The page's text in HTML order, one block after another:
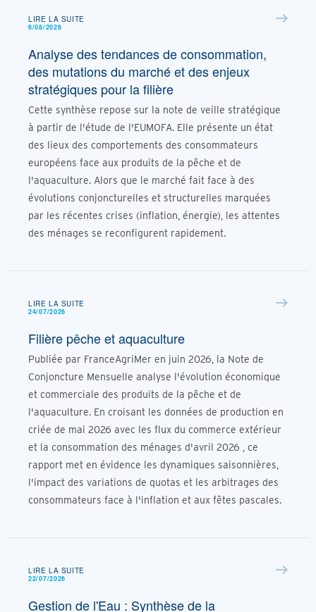
LIRE LA SUITE
6/08/2026
Analyse des tendances de consommation,
des mutations du marché et des enjeux
stratégiques pour la filière
Cette synthèse repose sur la note de veille stratégique
à partir de l'étude de l'EUMOFA. Elle présente un état
des lieux des comportements des consommateurs
européens face aux produits de la pêche et de
l'aquaculture. Alors que le marché fait face à des
évolutions conjoncturelles et structurelles marquées
par les récentes crises (inflation, énergie), les attentes
des ménages se reconfigurent rapidement.
LIRE LA SUITE
24/07/2026
Filière pêche et aquaculture
Publiée par FranceAgriMer en juin 2026, la Note de
Conjoncture Mensuelle analyse l'évolution économique
et commerciale des produits de la pêche et de
l'aquaculture. En croisant les données de production en
criée de mai 2026 avec les flux du commerce extérieur
et la consommation des ménages d'avril 2026 , ce
rapport met en évidence les dynamiques saisonnières,
l'impact des variations de quotas et les arbitrages des
consommateurs face à l'inflation et aux fêtes pascales.
LIRE LA SUITE
22/07/2026
Gestion de l'Eau : Synthèse de la